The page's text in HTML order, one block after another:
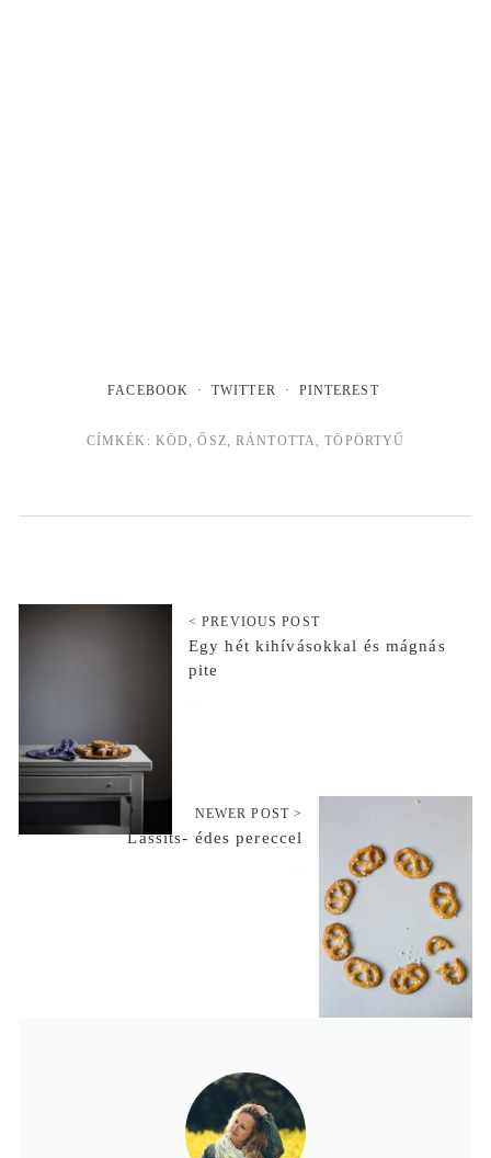
FACEBOOK TWITTER PINTEREST
CÍMKÉK: KÖD ,ŐSZ, RÁNTOTTA,TÖPÖRTYŰ
< PREVIOUS POST
Egy hét kihívásokkal és mágnás
pite
NEWER POST >
Lassíts- édes pereccel